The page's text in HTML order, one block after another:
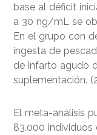
base al déficit
a 30 ng/mL se
En el grupo con
ingesta de
de infarto agudo
suplementación.
El meta-análisis
83.000 individuos